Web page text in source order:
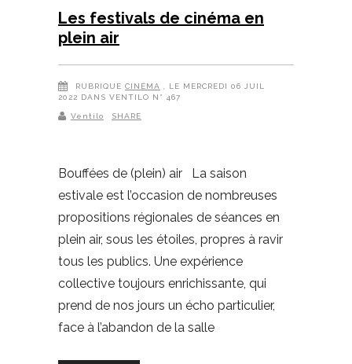
Les festivals de cinéma en
plein air
RUBRIQUE CINÉMA
, LE MERCREDI 06 JUIL
2022 DANS VENTILO N° 467
Ventilo SHARE
Bouffées de (plein) air La saison
estivale est l’occasion de nombreuses
propositions régionales de séances en
plein air, sous les étoiles, propres à ravir
tous les publics. Une expérience
collective toujours enrichissante, qui
prend de nos jours un écho particulier,
face à l’abandon de la salle